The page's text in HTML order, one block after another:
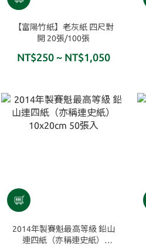
【富陽竹紙】老灰紙 四尺對
開 20張/100張
NT$250 ~ NT$1,050
2014年製賽魁最高等級 鉛山
連四紙（亦稱連史紙）